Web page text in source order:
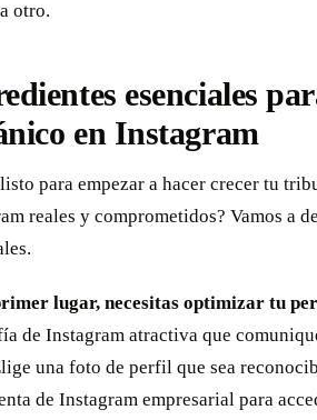
otro.
esenciales
en Instagram
para empezar a hacer crecer tu
reales y comprometidos? Vamos a
lugar, necesitas optimizar tu
de Instagram atractiva que
una foto de perfil que sea
de Instagram empresarial para